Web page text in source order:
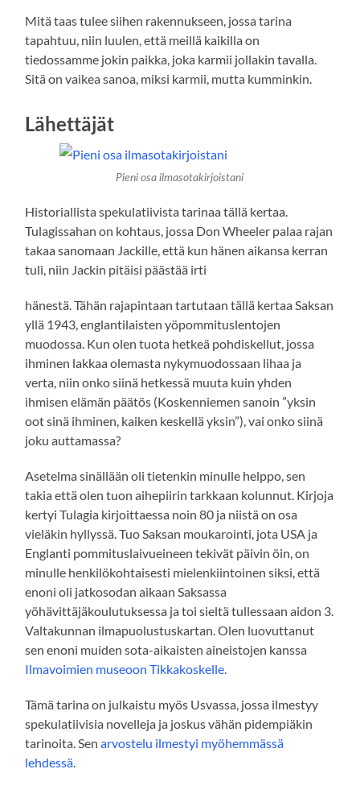
Mitä taas tulee siihen rakennukseen, jossa tarina
tapahtuu, niin luulen, että meillä kaikilla on
tiedossamme jokin paikka, joka karmii jollakin tavalla.
Sitä on vaikea sanoa, miksi karmii, mutta kumminkin.
Lähettäjät
Pieni osa ilmasotakirjoistani
Historiallista spekulatiivista tarinaa tällä kertaa.
Tulagissahan on kohtaus, jossa Don Wheeler palaa rajan
takaa sanomaan Jackille, että kun hänen aikansa kerran
tuli, niin Jackin pitäisi päästää irti
hänestä. Tähän rajapintaan tartutaan tällä kertaa Saksan
yllä 1943, englantilaisten yöpommituslentojen
muodossa. Kun olen tuota hetkeä pohdiskellut, jossa
ihminen lakkaa olemasta nykymuodossaan lihaa ja
verta, niin onko siinä hetkessä muuta kuin yhden
ihmisen elämän päätös (Koskenniemen sanoin ”yksin
oot sinä ihminen, kaiken keskellä yksin”), vai onko siinä
joku auttamassa?
Asetelma sinällään oli tietenkin minulle helppo, sen
takia että olen tuon aihepiirin tarkkaan kolunnut. Kirjoja
kertyi Tulagia kirjoittaessa noin 80 ja niistä on osa
vieläkin hyllyssä. Tuo Saksan moukarointi, jota USA ja
Englanti pommituslaivueineen tekivät päivin öin, on
minulle henkilökohtaisesti mielenkiintoinen siksi, että
enoni oli jatkosodan aikaan Saksassa
yöhävittäjäkoulutuksessa ja toi sieltä tullessaan aidon 3.
Valtakunnan ilmapuolustuskartan. Olen luovuttanut
sen enoni muiden sota-aikaisten aineistojen kanssa
Ilmavoimien museoon Tikkakoskelle.
Tämä tarina on julkaistu myös Usvassa, jossa ilmestyy
spekulatiivisia novelleja ja joskus vähän pidempiäkin
tarinoita. Senarvostelu ilmestyi myöhemmässä
lehdessä